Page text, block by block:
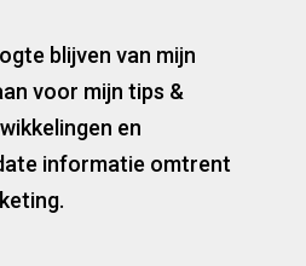
blijven van mijn
voor mijn tips &
en
informatie omtrent